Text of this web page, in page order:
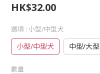
HK$32.00
選項 : 小型/中型犬
小型/中型犬 中型/大
數量